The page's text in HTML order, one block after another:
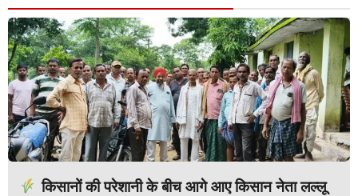
किसानों की परेशानी के बीच आगे आए किसान नेता लल्लू